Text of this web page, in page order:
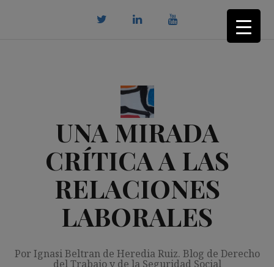
UNA MIRADA
CRÍTICA A LAS
RELACIONES
LABORALES
Por Ignasi Beltran de Heredia Ruiz. Blog de Derecho
del Trabajo y de la Seguridad Social